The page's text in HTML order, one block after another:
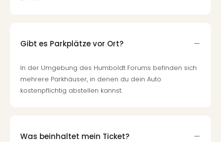
Gibt es Parkplätze vor Ort?
In der Umgebung des Humboldt Forums befinden sich
mehrere Parkhäuser, in denen du dein Auto
kostenpflichtig abstellen kannst.
Was beinhaltet mein Ticket?